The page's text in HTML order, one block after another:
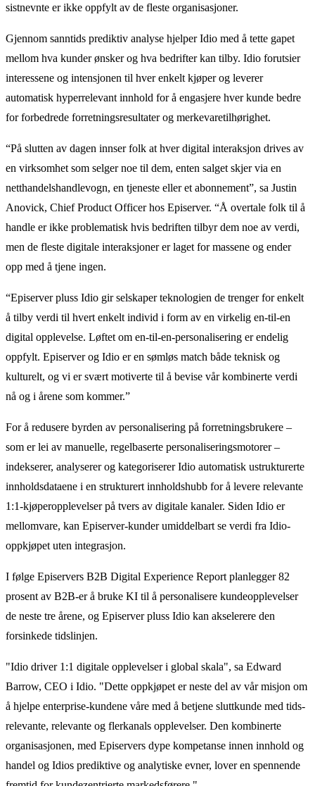
sistnevnte er ikke oppfylt av de fleste organisasjoner.
Gjennom sanntids prediktiv analyse hjelper Idio med å tette gapet
mellom hva kunder ønsker og hva bedrifter kan tilby. Idio forutsier
interessene og intensjonen til hver enkelt kjøper og leverer
automatisk hyperrelevant innhold for å engasjere hver kunde bedre
for forbedrede forretningsresultater og merkevaretilhørighet.
“På slutten av dagen innser folk at hver digital interaksjon drives av
en virksomhet som selger noe til dem, enten salget skjer via en
netthandelshandlevogn, en tjeneste eller et abonnement”, sa Justin
Anovick, Chief Product Officer hos Episerver. “Å overtale folk til å
handle er ikke problematisk hvis bedriften tilbyr dem noe av verdi,
men de fleste digitale interaksjoner er laget for massene og ender
opp med å tjene ingen.
“Episerver pluss Idio gir selskaper teknologien de trenger for enkelt
å tilby verdi til hvert enkelt individ i form av en virkelig en-til-en
digital opplevelse. Løftet om en-til-en-personalisering er endelig
oppfylt. Episerver og Idio er en sømløs match både teknisk og
kulturelt, og vi er svært motiverte til å bevise vår kombinerte verdi
nå og i årene som kommer.”
For å redusere byrden av personalisering på forretningsbrukere –
som er lei av manuelle, regelbaserte personaliseringsmotorer –
indekserer, analyserer og kategoriserer Idio automatisk ustrukturerte
innholdsdataene i en strukturert innholdshubb for å levere relevante
1:1-kjøperopplevelser på tvers av digitale kanaler. Siden Idio er
mellomvare, kan Episerver-kunder umiddelbart se verdi fra Idio-
oppkjøpet uten integrasjon.
I følge Episervers B2B Digital Experience Report planlegger 82
prosent av B2B-er å bruke KI til å personalisere kundeopplevelser
de neste tre årene, og Episerver pluss Idio kan akselerere den
forsinkede tidslinjen.
"Idio driver 1:1 digitale opplevelser i global skala", sa Edward
Barrow, CEO i Idio. "Dette oppkjøpet er neste del av vår misjon om
å hjelpe enterprise-kundene våre med å betjene sluttkunde med tids­
relevante, relevante og fler­kanals opplevelser. Den kombinerte
organisasjonen, med Episervers dype kompetanse innen innhold og
handel og Idios prediktive og analytiske evner, lover en spennende